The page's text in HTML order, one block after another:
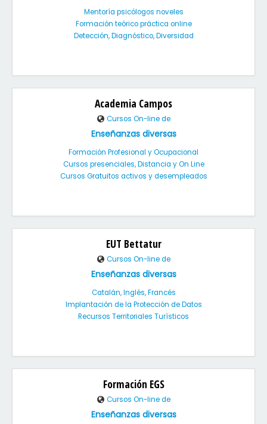
Mentoría psicólogos noveles
Formación teórico práctica online
Detección, Diagnóstico, Diversidad
Academia Campos
Cursos On-line de
Enseñanzas diversas
Formación Profesional y Ocupacional
Cursos presenciales, Distancia y On Line
Cursos Gratuitos activos y desempleados
EUT Bettatur
Cursos On-line de
Enseñanzas diversas
Catalán, Inglés, Francés
Implantación de la Protección de Datos
Recursos Territoriales Turísticos
Formación EGS
Cursos On-line de
Enseñanzas diversas